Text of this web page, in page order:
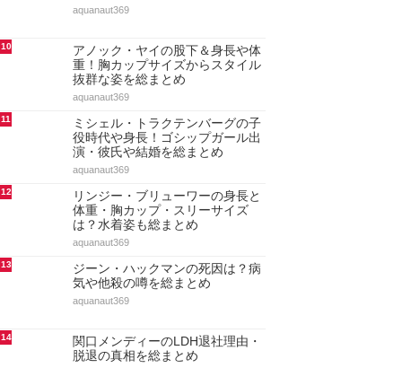
aquanaut369
10
アノック・ヤイの股下＆身長や体
重！胸カップサイズからスタイル
抜群な姿を総まとめ
aquanaut369
11
ミシェル・トラクテンバーグの子
役時代や身長！ゴシップガール出
演・彼氏や結婚を総まとめ
aquanaut369
12
リンジー・ブリューワーの身長と
体重・胸カップ・スリーサイズ
は？水着姿も総まとめ
aquanaut369
13
ジーン・ハックマンの死因は？病
気や他殺の噂を総まとめ
aquanaut369
14
関口メンディーのLDH退社理由・
脱退の真相を総まとめ